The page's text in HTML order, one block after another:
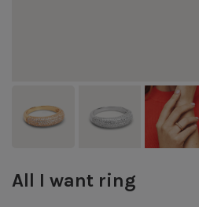
All I want ring